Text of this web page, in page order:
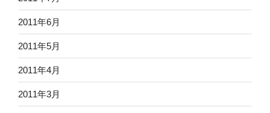
2011年6月
2011年5月
2011年4月
2011年3月